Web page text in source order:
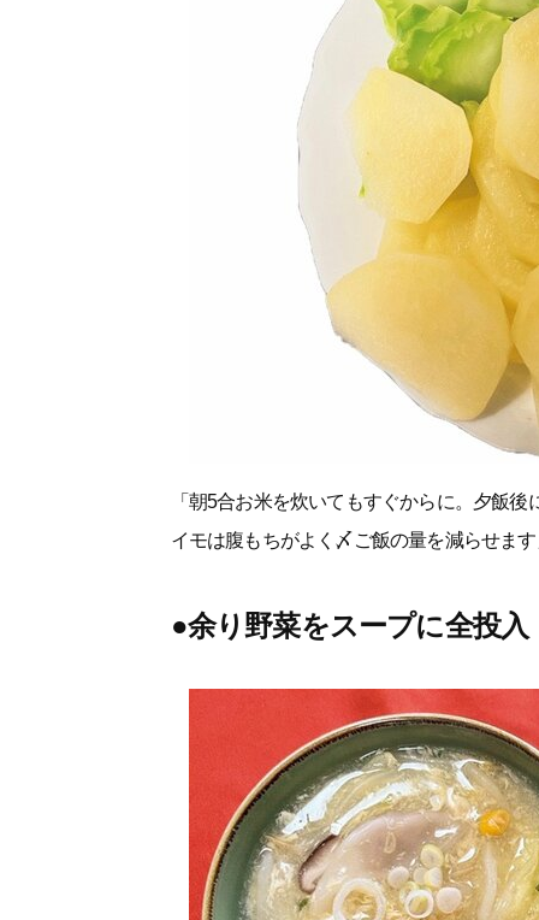
「朝5合お米を炊いてもすぐからに。夕飯
イモは腹もちがよく〆ご飯の量を減らせま
●余り野菜をスープに全投